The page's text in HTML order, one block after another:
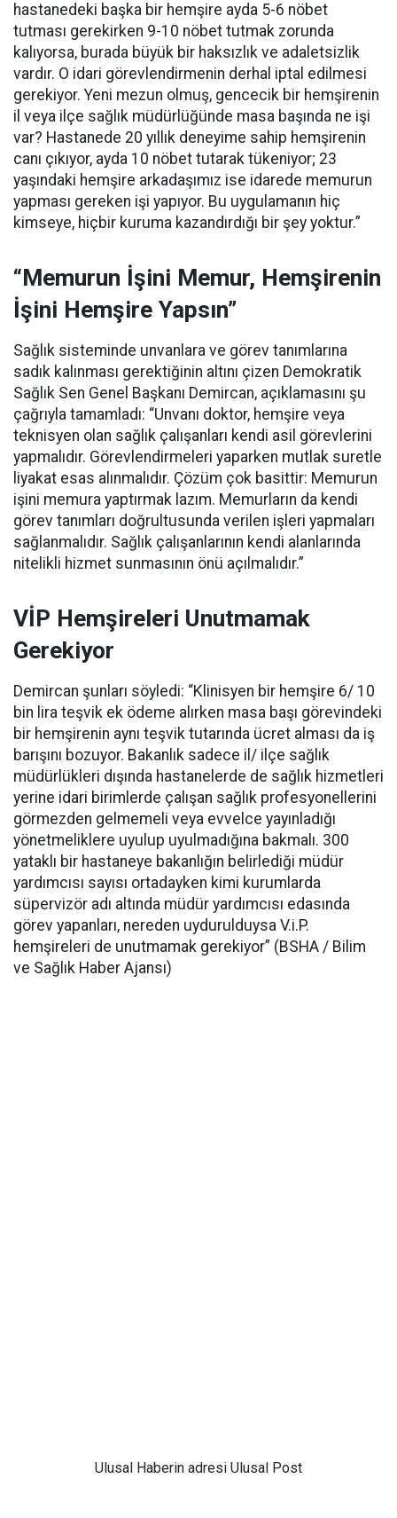
hastanedeki başka bir hemşire ayda 5-6 nöbet
tutması gerekirken 9-10 nöbet tutmak zorunda
kalıyorsa, burada büyük bir haksızlık ve adaletsizlik
vardır. O idari görevlendirmenin derhal iptal edilmesi
gerekiyor. Yeni mezun olmuş, gencecik bir hemşirenin
il veya ilçe sağlık müdürlüğünde masa başında ne işi
var? Hastanede 20 yıllık deneyime sahip hemşirenin
canı çıkıyor, ayda 10 nöbet tutarak tükeniyor; 23
yaşındaki hemşire arkadaşımız ise idarede memurun
yapması gereken işi yapıyor. Bu uygulamanın hiç
kimseye, hiçbir kuruma kazandırdığı bir şey yoktur.”
“Memurun İşini Memur, Hemşirenin
İşini Hemşire Yapsın”
Sağlık sisteminde unvanlara ve görev tanımlarına
sadık kalınması gerektiğinin altını çizen Demokratik
Sağlık Sen Genel Başkanı Demircan, açıklamasını şu
çağrıyla tamamladı: “Unvanı doktor, hemşire veya
teknisyen olan sağlık çalışanları kendi asil görevlerini
yapmalıdır. Görevlendirmeleri yaparken mutlak suretle
liyakat esas alınmalıdır. Çözüm çok basittir: Memurun
işini memura yaptırmak lazım. Memurların da kendi
görev tanımları doğrultusunda verilen işleri yapmaları
sağlanmalıdır. Sağlık çalışanlarının kendi alanlarında
nitelikli hizmet sunmasının önü açılmalıdır.”
VİP Hemşireleri Unutmamak
Gerekiyor
Demircan şunları söyledi: “Klinisyen bir hemşire 6/ 10
bin lira teşvik ek ödeme alırken masa başı görevindeki
bir hemşirenin aynı teşvik tutarında ücret alması da iş
barışını bozuyor. Bakanlık sadece il/ ilçe sağlık
müdürlükleri dışında hastanelerde de sağlık hizmetleri
yerine idari birimlerde çalışan sağlık profesyonellerini
görmezden gelmemeli veya evvelce yayınladığı
yönetmeliklere uyulup uyulmadığına bakmalı. 300
yataklı bir hastaneye bakanlığın belirlediği müdür
yardımcısı sayısı ortadayken kimi kurumlarda
süpervizör adı altında müdür yardımcısı edasında
görev yapanları, nereden uydurulduysa V.i.P.
hemşireleri de unutmamak gerekiyor” (BSHA / Bilim
ve Sağlık Haber Ajansı)
Ulusal Haberin adresi Ulusal Post